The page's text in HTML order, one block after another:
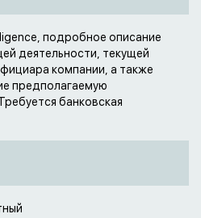
подробное описание
деятельности, текущей
компании, а также
предполагаемую
банковская